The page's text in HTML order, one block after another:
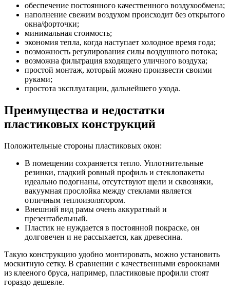
обеспечение постоянного качественного воздухообмена;
наполнение свежим воздухом происходит без открытого
окна/форточки;
минимальная стоимость;
экономия тепла, когда наступает холодное время года;
возможность регулирования силы воздушного потока;
возможна фильтрация входящего уличного воздуха;
простой монтаж, который можно произвести своими
руками;
простота эксплуатации, дальнейшего ухода.
Преимущества и недостатки
пластиковых конструкций
Положительные стороны пластиковых окон:
В помещении сохраняется тепло. Уплотнительные
резинки, гладкий ровный профиль и стеклопакеты
идеально подогнаны, отсутствуют щели и сквозняки,
вакуумная прослойка между стеклами является
отличным теплоизолятором.
Внешний вид рамы очень аккуратный и
презентабельный.
Пластик не нуждается в постоянной покраске, он
долговечен и не рассыхается, как древесина.
Такую конструкцию удобно монтировать, можно установить
москитную сетку. В сравнении с качественными евроокнами
из клееного бруса, например, пластиковые профили стоят
гораздо дешевле.